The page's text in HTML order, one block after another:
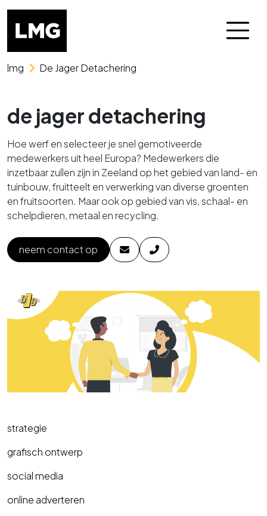
Skip naar het menu
Skip naar de content
lmg De Jager Detachering
de jager detachering
Hoe werf en selecteer je snel gemotiveerde
medewerkers uit heel Europa? Medewerkers die
inzetbaar zullen zijn in Zeeland op het gebied van land- en
tuinbouw, fruitteelt en verwerking van diverse groenten
en fruitsoorten. Maar ook op gebied van vis, schaal- en
schelpdieren, metaal en recycling.
neem contact op
strategie
grafisch ontwerp
social media
online adverteren